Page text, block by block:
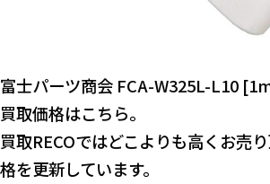
富士パーツ商会 FCA-W325L-L10
買取価格はこちら。
買取RECOではどこよりも高くお売
格を更新しています。